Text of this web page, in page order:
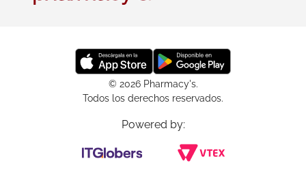
© 2026 Pharmacy's.
Todos los derechos reservados.
Powered by: